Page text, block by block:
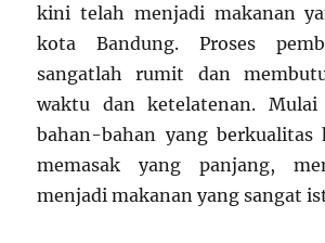
kini telah menjadi makanan
kota Bandung. Proses
sangatlah rumit dan
waktu dan ketelatenan.
bahan-bahan yang berkualitas
memasak yang panjang,
menjadi makanan yang sangat